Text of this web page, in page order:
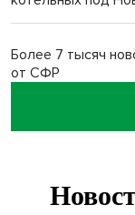
Более 7 тысяч
от СФР
Ветеран СВО
В Новосибирске